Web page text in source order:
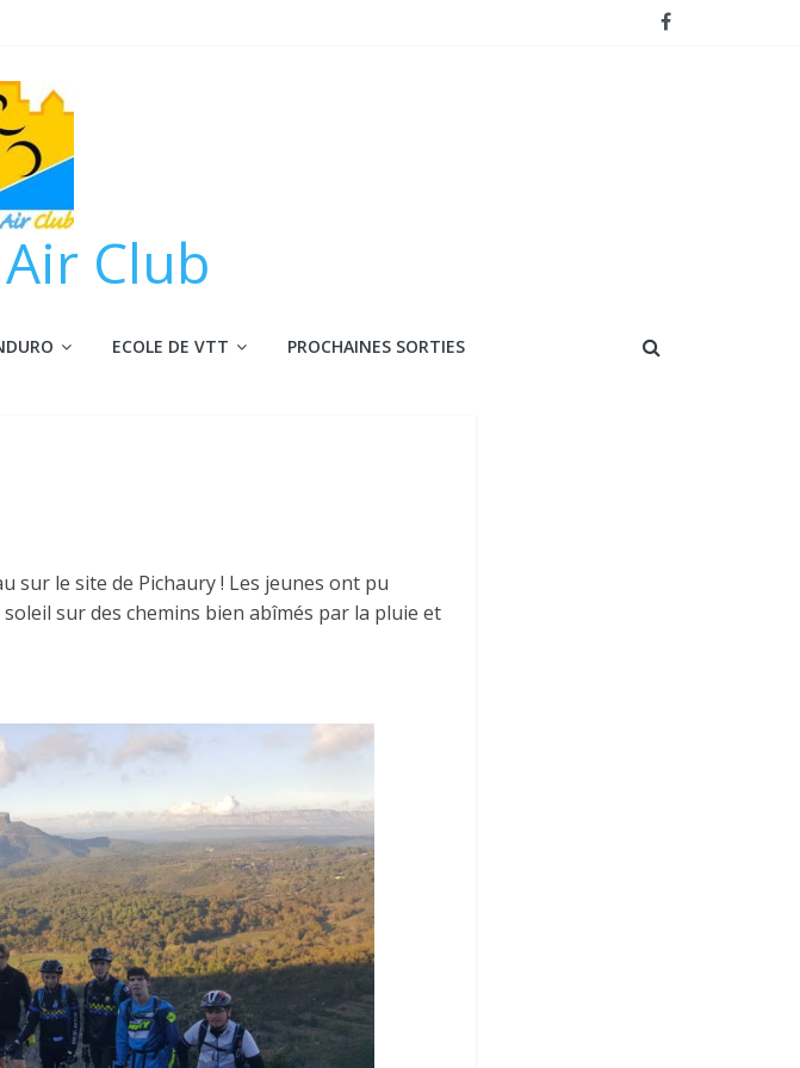
Club
ECOLE DE VTT PROCHAINES SORTIES
sur le site de Pichaury ! Les jeunes ont pu
sur des chemins bien abîmés par la pluie et